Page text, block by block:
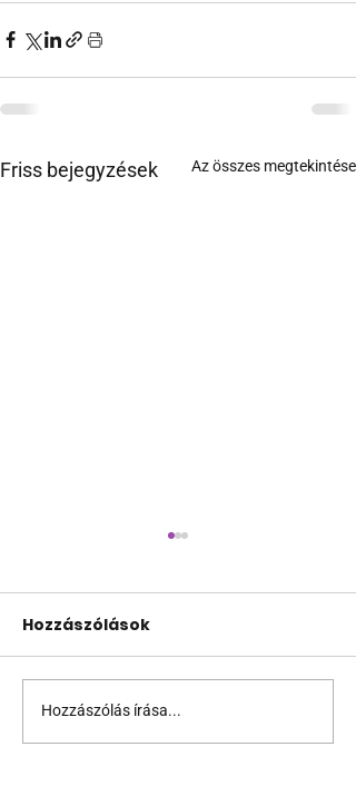
Friss bejegyzések Az összes megtekintése
10 érdekesség, amit
sok férfi nem tud a
Hozzászólások
Hozzászólás írása...